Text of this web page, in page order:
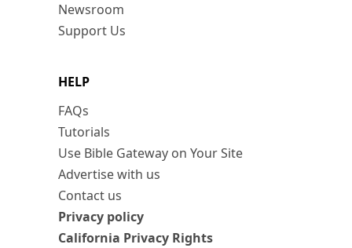
Newsroom
Support Us
HELP
FAQs
Tutorials
Use Bible Gateway on Your Site
Advertise with us
Contact us
Privacy policy
California Privacy Rights